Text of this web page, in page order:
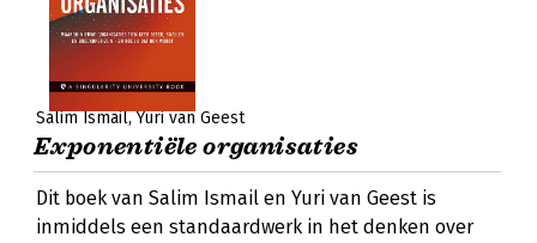
Salim Ismail Yuri van Geest
Exponentiële organisaties
Dit boek van Salim Ismail en Yuri van Geest is
inmiddels een standaardwerk in het denken over